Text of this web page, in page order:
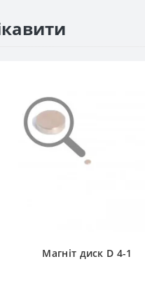
Магніт диск D 4-1